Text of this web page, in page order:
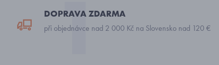
DOPRAVA ZDARMA
při objednávce nad 2 000 Kč na Slovensko nad 120 €